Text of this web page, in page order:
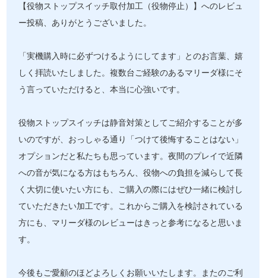
【役物ストップスイッチ取付加工（役物停止）】へのレビュ
ー投稿、ありがとうございました。
「実機購入時に必ずつけるようにしてます」とのお言葉、嬉
しく拝読いたしました。複数台ご経験のあるマリーダ様にそ
う言っていただけると、本当に心強いです。
役物ストップスイッチは静音対策としてご紹介することが多
いのですが、おっしゃる通り「つけて後悔することはない」
オプションだと私たちも思っています。夜間のプレイで近隣
への音が気になる方はもちろん、役物への負担を減らして長
く大切に使いたい方にも、ご購入の際にはぜひ一緒に検討し
ていただきたい加工です。これからご購入を検討されている
方にも、マリーダ様のレビューはきっと参考になると思いま
す。
今後もご愛顧のほどよろしくお願いいたします。またのご利